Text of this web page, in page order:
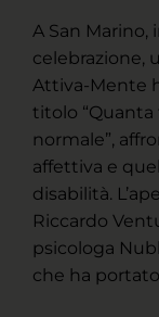
A San Marino,
celebrazione,
Attiva-Mente
titolo “Quanta
normale”,
affettiva e
disabilità.
Riccardo
psicologa
che ha